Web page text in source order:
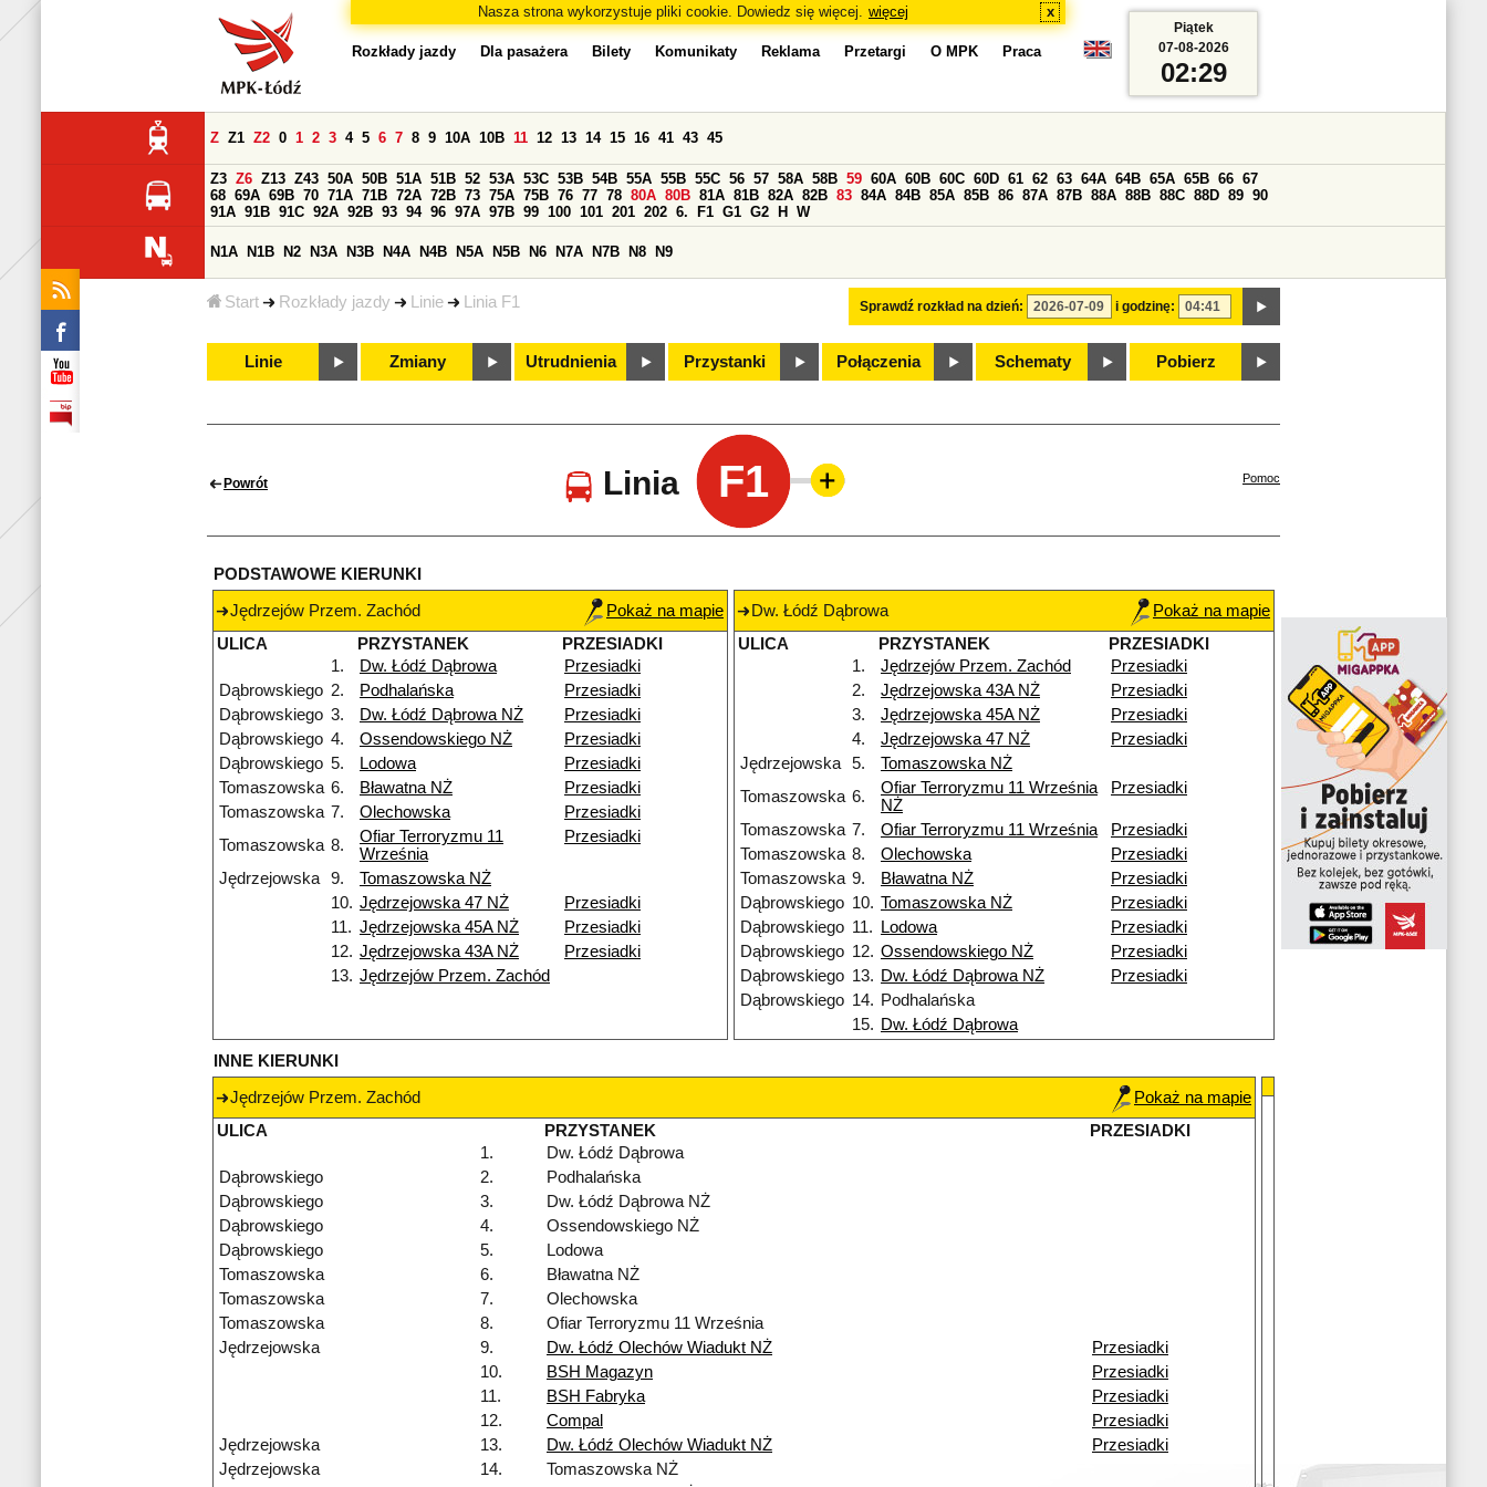
Nasza strona wykorzystuje pliki cookie. Dowiedz się więcej. więcej x
Start Rozkłady jazdy Linie Linia F1
Rozkłady jazdy Dla pasażera Bilety Komunikaty Reklama Przetargi O MPK Praca
Sprawdź rozkład na dzień: i godzinę:
Z Z1 Z2 0 1 2 3 4 5 6 7 8 9 10A 10B 11 12 13 14 15 16 41 43 45
Z3 Z6 Z13 Z43 50A 50B 51A 51B 52 53A 53C 53B 54B 55A 55B 55C 56 57 58A 58B 59 60A 60B 60C 60D 61 62 63 64A 64B 65A 65B 66 67
68 69A 69B 70 71A 71B 72A 72B 73 75A 75B 76 77 78 80A 80B 81A 81B 82A 82B 83 84A 84B 85A 85B 86 87A 87B 88A 88B 88C 88D 89 90
91A 91B 91C 92A 92B 93 94 96 97A 97B 99 100 101 201 202 6. F1 G1 G2 H W
N1A N1B N2 N3A N3B N4A N4B N5A N5B N6 N7A N7B N8 N9
Linie Zmiany Utrudnienia Przystanki Połączenia Schematy Pobierz
Piątek
07-08-2026
02:29
Powrót Linia F1 Pomoc
PODSTAWOWE KIERUNKI
Jędrzejów Przem. Zachód
Pokaż na mapie
ULICA
PRZYSTANEK
PRZESIADKI
1.
Dw. Łódź Dąbrowa
Przesiadki
Dąbrowskiego 2. Podhalańska
Przesiadki
Dąbrowskiego 3. Dw. Łódź Dąbrowa NŻ
Przesiadki
Dąbrowskiego 4. Ossendowskiego NŻ
Przesiadki
Dąbrowskiego 5. Lodowa
Przesiadki
Tomaszowska 6. Bławatna NŻ
Przesiadki
Tomaszowska 7. Olechowska
Przesiadki
Tomaszowska 8.
Ofiar Terroryzmu 11
Września
Przesiadki
Jędrzejowska 9.
Tomaszowska NŻ
10. Jędrzejowska 47 NŻ
Przesiadki
11. Jędrzejowska 45A NŻ
Przesiadki
12. Jędrzejowska 43A NŻ
Przesiadki
13. Jędrzejów Przem. Zachód
Dw. Łódź Dąbrowa
Pokaż na mapie
ULICA
PRZYSTANEK
PRZESIADKI
1.
Jędrzejów Przem. Zachód
Przesiadki
2.
Jędrzejowska 43A NŻ
Przesiadki
3.
Jędrzejowska 45A NŻ
Przesiadki
4.
Jędrzejowska 47 NŻ
Przesiadki
Jędrzejowska
5.
Tomaszowska NŻ
Tomaszowska 6.
Ofiar Terroryzmu 11 Września
NŻ
Przesiadki
Tomaszowska 7. Ofiar Terroryzmu 11 Września
Przesiadki
Tomaszowska 8. Olechowska
Przesiadki
Tomaszowska 9. Bławatna NŻ
Przesiadki
Dąbrowskiego 10. Tomaszowska NŻ
Przesiadki
Dąbrowskiego 11. Lodowa
Przesiadki
Dąbrowskiego 12. Ossendowskiego NŻ
Przesiadki
Dąbrowskiego 13. Dw. Łódź Dąbrowa NŻ
Przesiadki
Dąbrowskiego 14. Podhalańska
15. Dw. Łódź Dąbrowa
INNE KIERUNKI
Jędrzejów Przem. Zachód
Pokaż na mapie
ULICA
PRZYSTANEK
PRZESIADKI
1.
Dw. Łódź Dąbrowa
Dąbrowskiego
2.
Podhalańska
Dąbrowskiego
3.
Dw. Łódź Dąbrowa NŻ
Dąbrowskiego
4.
Ossendowskiego NŻ
Dąbrowskiego
5.
Lodowa
Tomaszowska
6.
Bławatna NŻ
Tomaszowska
7.
Olechowska
Tomaszowska
8.
Ofiar Terroryzmu 11 Września
Jędrzejowska
9. Dw. Łódź Olechów Wiadukt NŻ
Przesiadki
10.
BSH Magazyn
Przesiadki
11.
BSH Fabryka
Przesiadki
12.
Compal
Przesiadki
Jędrzejowska
13. Dw. Łódź Olechów Wiadukt NŻ
Przesiadki
Jędrzejowska
14.
Tomaszowska NŻ